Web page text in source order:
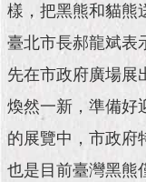
料
館
發
現
臺
北
樣，把黑熊和貓熊
臺北市長郝龍斌表
先在市政府廣場展
煥然一新，準備好
的展覽中，市政府
也是目前臺灣黑熊